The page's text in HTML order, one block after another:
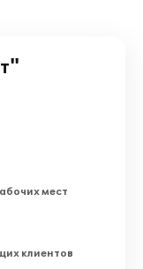
мест
клиентов